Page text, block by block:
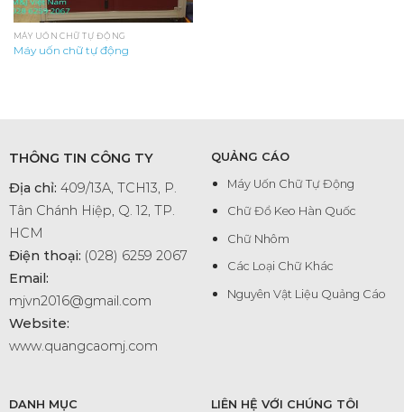
MÁY UỐN CHỮ TỰ ĐỘNG
Máy uốn chữ tự động
THÔNG TIN CÔNG TY
Địa chỉ: 409/13A, TCH13, P.
Tân Chánh Hiệp, Q. 12, TP.
HCM
Điện thoại: (028) 6259 2067
Email:
mjvn2016@gmail.com
Website:
www.quangcaomj.com
QUẢNG CÁO
Máy Uốn Chữ Tự Động
Chữ Đổ Keo Hàn Quốc
Chữ Nhôm
Các Loại Chữ Khác
Nguyên Vật Liệu Quảng Cáo
DANH MỤC LIÊN HỆ VỚI CHÚNG TÔI